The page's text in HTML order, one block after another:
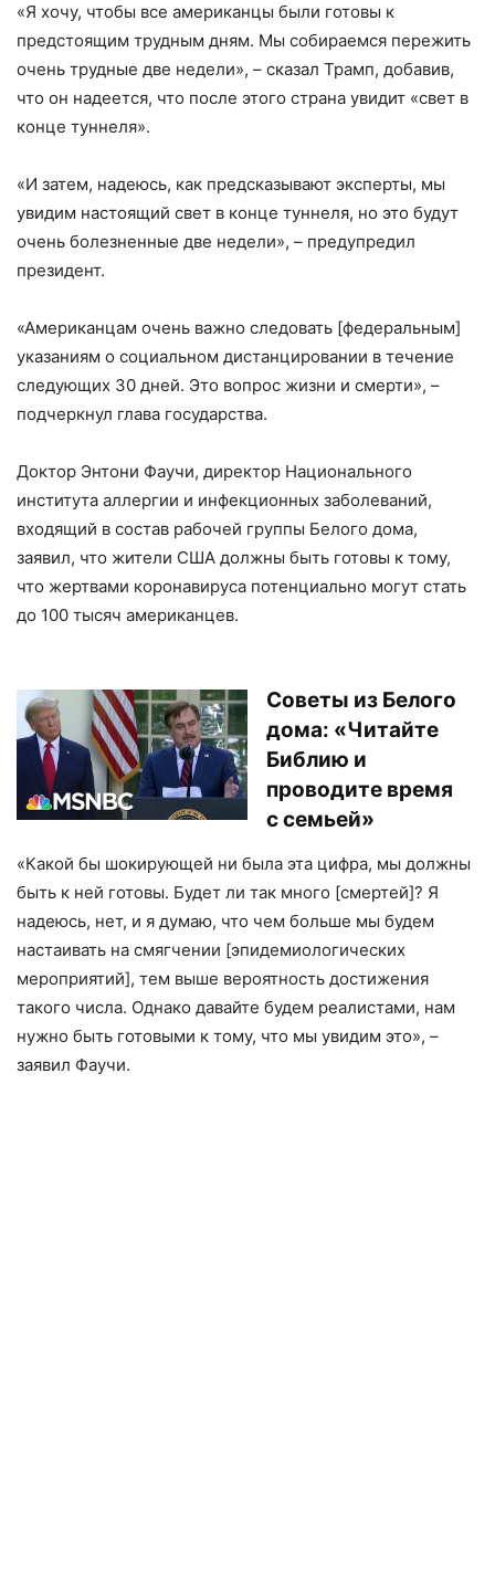
«Я хочу, чтобы все американцы были готовы к
предстоящим трудным дням. Мы собираемся пережить
очень трудные две недели», – сказал Трамп, добавив,
что он надеется, что после этого страна увидит «свет в
конце туннеля».
«И затем, надеюсь, как предсказывают эксперты, мы
увидим настоящий свет в конце туннеля, но это будут
очень болезненные две недели», – предупредил
президент.
«Американцам очень важно следовать [федеральным]
указаниям о социальном дистанцировании в течение
следующих 30 дней. Это вопрос жизни и смерти», –
подчеркнул глава государства.
Доктор Энтони Фаучи, директор Национального
института аллергии и инфекционных заболеваний,
входящий в состав рабочей группы Белого дома,
заявил, что жители США должны быть готовы к тому,
что жертвами коронавируса потенциально могут стать
до 100 тысяч американцев.
Советы из Белого
дома: «Читайте
Библию и
проводите время
с семьей»
«Какой бы шокирующей ни была эта цифра, мы должны
быть к ней готовы. Будет ли так много [смертей]? Я
надеюсь, нет, и я думаю, что чем больше мы будем
настаивать на смягчении [эпидемиологических
мероприятий], тем выше вероятность достижения
такого числа. Однако давайте будем реалистами, нам
нужно быть готовыми к тому, что мы увидим это», –
заявил Фаучи.